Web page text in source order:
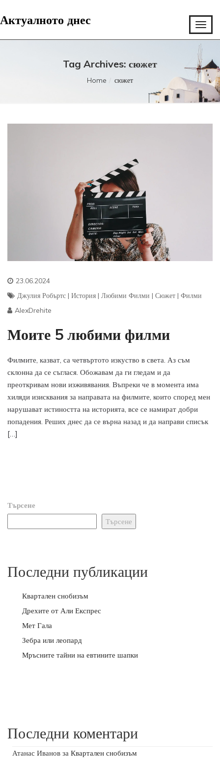
Актуалното днес
Tag Archives: сюжет
Home сюжет
23.06.2024
Джулия Робъртс | История | Любими Филми | Сюжет | Филми
AlexDrehite
Моите 5 любими филми
Филмите, казват, са четвъртото изкуство в света. Аз съм
склонна да се съглася. Обожавам да ги гледам и да
преоткривам нови изживявания. Въпреки че в момента има
хиляди изисквания за направата на филмите, които според мен
нарушават истиността на историята, все се намират добри
попадения. Реших днес да се върна назад и да направи списък
[…]
Търсене
Търсене
Последни публикации
Квартален снобизъм
Дрехите от Али Експрес
Мет Гала
Зебра или леопард
Мръсните тайни на евтините шапки
Последни коментари
Атанас Иванов за Квартален снобизъм